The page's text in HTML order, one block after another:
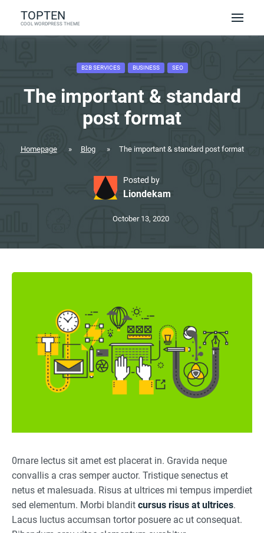
content
TOPTEN
COOL WORDPRESS THEME
B2B SERVICES BUSINESS SEO
The important & standard
post format
Homepage » Blog » The important & standard post format
Posted by
Liondekam
October 13, 2020
0rnare lectus sit amet est placerat in. Gravida neque
convallis a cras semper auctor. Tristique senectus et
netus et malesuada. Risus at ultrices mi tempus imperdiet
sed elementum. Morbi blandit cursus risus at ultrices.
Lacus luctus accumsan tortor posuere ac ut consequat.